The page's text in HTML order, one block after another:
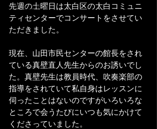
コミュニティ
先週の土曜日は太白区の太白コミュニ
ティセンターでコンサートをさせてい
ただきました。
現在、山田市民センターの館長をされ
ている真壁直人先生からのお誘いでし
た。真壁先生は教員時代、吹奏楽部の
指導をされていて私自身はレッスンに
伺ったことはないのですがいろいろな
ところで会うたびにいつも気にかけて
くださっていました。